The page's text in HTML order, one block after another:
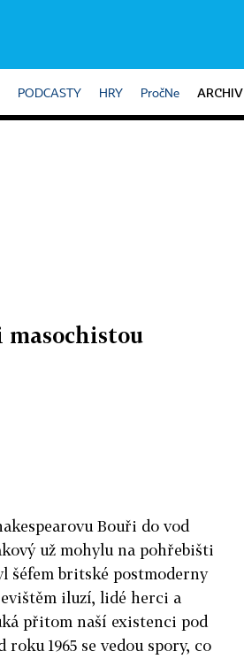
PODCASTY HRY PročNe ARCHIV
masochistou
Bouři do vod
už mohylu na pohřebišti
šéfem britské postmoderny
iluzí, lidé herci a
přitom naší existenci pod
1965 se vedou spory, co